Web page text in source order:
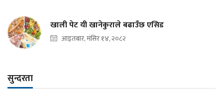
खाली पेट यी खानेकुराले बढाउँछ एसिड
आइतबार, मंसिर १४, २०८२
सुन्दरता